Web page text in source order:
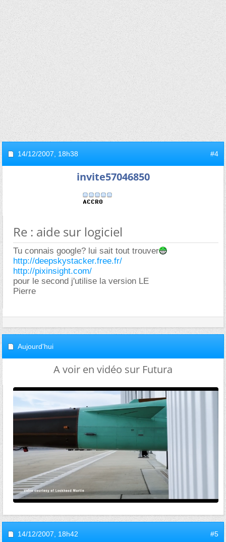
14/12/2007, 18h38 #4
invite57046850
Re : aide sur logiciel
Tu connais google? lui sait tout trouver
http://deepskystacker.free.fr/
http://pixinsight.com/
pour le second j'utilise la version LE
Pierre
Aujourd'hui
A voir en vidéo sur Futura
14/12/2007, 18h42 #5